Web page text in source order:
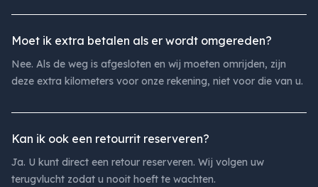
Moet ik extra betalen als er wordt omgereden?
Nee. Als de weg is afgesloten en wij moeten omrijden, zijn
deze extra kilometers voor onze rekening, niet voor die van u.
Kan ik ook een retourrit reserveren?
Ja. U kunt direct een retour reserveren. Wij volgen uw
terugvlucht zodat u nooit hoeft te wachten.